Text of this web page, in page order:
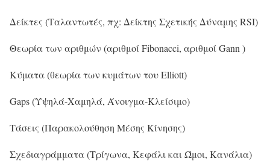
Δείκτες (Ταλαντωτές, πχ: Δείκτης Σχετικής Δύναμης RSI)
Θεωρία των αριθμών (αριθμοί Fibonacci, αριθμοί Gann )
Κύματα (θεωρία των κυμάτων του Elliott)
Gaps (Υψηλά-Χαμηλά, Άνοιγμα-Κλείσιμο)
Τάσεις (Παρακολούθηση Μέσης Κίνησης)
Σχεδιαγράμματα (Τρίγωνα, Κεφάλι και Ώμοι, Κανάλια)